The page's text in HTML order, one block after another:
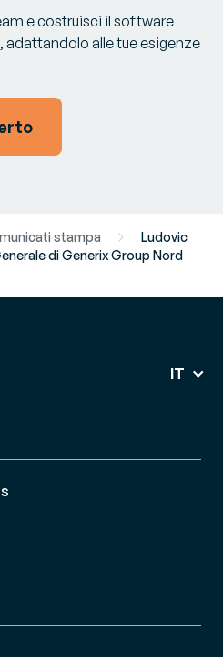
e costruisci il software
adattandolo alle tue esigenze
stampa
Ludovic
di Generix Group Nord
IT